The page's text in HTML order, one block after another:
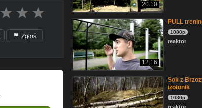
Zgłoś
20:10
12:16
PULL
1080p
reaktor
Sok z
izotonik
1080p